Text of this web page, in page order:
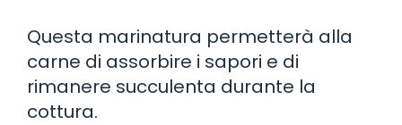
Questa marinatura permetterà alla
carne di assorbire i sapori e di
rimanere succulenta durante la
cottura.